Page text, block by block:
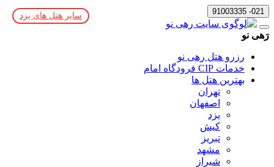
021- 91003335
رَهی نو
رزرو هتل رهی نو
خدمات CIP فرودگاه امام
بهترین هتل ها
تهران
اصفهان
یزد
کیش
تبریز
مشهد
شیراز
سایر هتل های یزد